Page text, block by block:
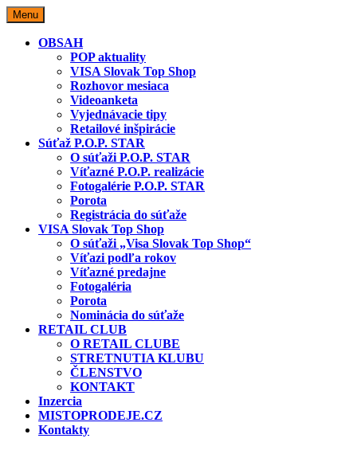
Skip
to
content
Menu
OBSAH
POP aktuality
VISA Slovak Top Shop
Rozhovor mesiaca
Videoanketa
Vyjednávacie tipy
Retailové inšpirácie
Súťaž P.O.P. STAR
O súťaži P.O.P. STAR
Víťazné P.O.P. realizácie
Fotogalérie P.O.P. STAR
Porota
Registrácia do súťaže
VISA Slovak Top Shop
O súťaži „Visa Slovak Top Shop“
Víťazi podľa rokov
Víťazné predajne
Fotogaléria
Porota
Nominácia do súťaže
RETAIL CLUB
O RETAIL CLUBE
STRETNUTIA KLUBU
ČLENSTVO
KONTAKT
Inzercia
MISTOPRODEJE.CZ
Kontakty